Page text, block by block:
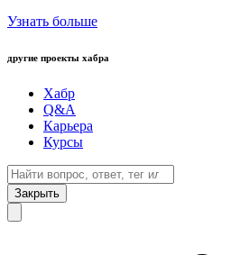
Узнать больше
другие проекты хабра
Хабр
Q&A
Карьера
Курсы
Закрыть